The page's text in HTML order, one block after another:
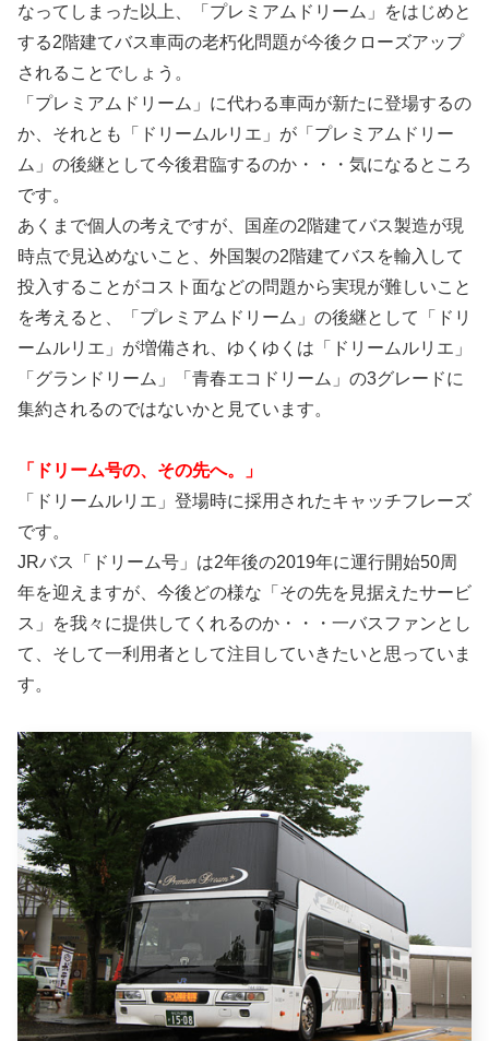
なってしまった以上、「プレミアムドリーム」をはじめと
する2階建てバス車両の老朽化問題が今後クローズアップ
されることでしょう。
「プレミアムドリーム」に代わる車両が新たに登場するの
か、それとも「ドリームルリエ」が「プレミアムドリー
ム」の後継として今後君臨するのか・・・気になるところ
です。
あくまで個人の考えですが、国産の2階建てバス製造が現
時点で見込めないこと、外国製の2階建てバスを輸入して
投入することがコスト面などの問題から実現が難しいこと
を考えると、「プレミアムドリーム」の後継として「ドリ
ームルリエ」が増備され、ゆくゆくは「ドリームルリエ」
「グランドリーム」「青春エコドリーム」の3グレードに
集約されるのではないかと見ています。
「ドリーム号の、その先へ。」
「ドリームルリエ」登場時に採用されたキャッチフレーズ
です。
JRバス「ドリーム号」は2年後の2019年に運行開始50周
年を迎えますが、今後どの様な「その先を見据えたサービ
ス」を我々に提供してくれるのか・・・一バスファンとし
て、そして一利用者として注目していきたいと思っていま
す。